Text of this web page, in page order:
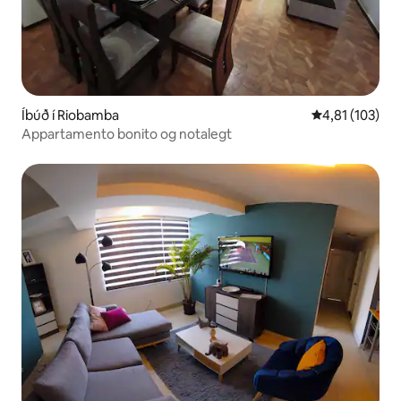
Íbúð í Riobamba 4,81 af 5 í
4,81 (103)
Appartamento bonito og notalegt